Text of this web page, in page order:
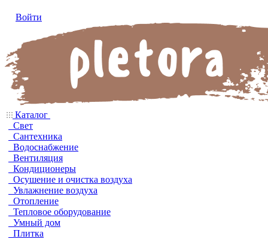
Войти
Каталог
Свет
Сантехника
Водоснабжение
Вентиляция
Кондиционеры
Осушение и очистка воздуха
Увлажнение воздуха
Отопление
Тепловое оборудование
Умный дом
Плитка